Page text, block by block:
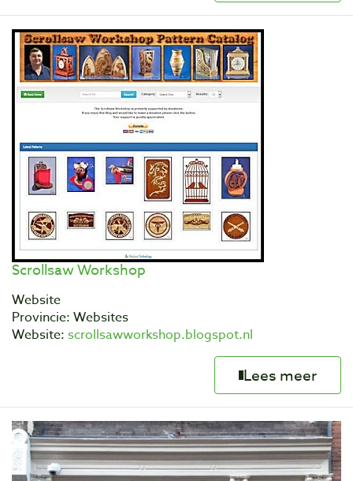
Scrollsaw Workshop
Website
Provincie: Websites
Website: scrollsawworkshop.blogspot.nl
Lees meer